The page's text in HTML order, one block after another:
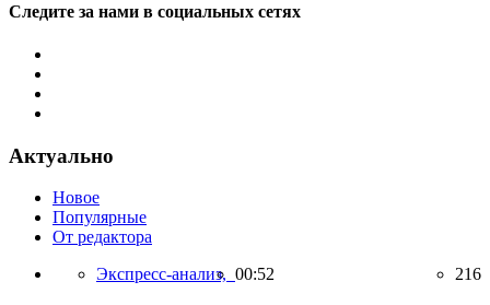
Следите за нами в социальных сетях
Актуально
Новое
Популярные
От редактора
Экспресс-анализ, 00:52 216